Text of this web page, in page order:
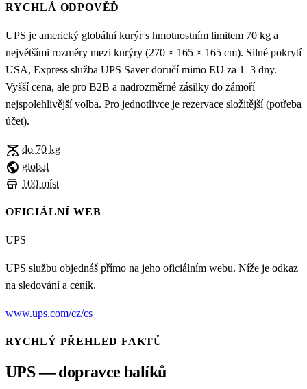
RYCHLÁ ODPOVĚĎ
UPS je americký globální kurýr s hmotnostním limitem 70 kg a
největšími rozměry mezi kurýry (270 × 165 × 165 cm). Silné pokrytí
USA, Express služba UPS Saver doručí mimo EU za 1–3 dny.
Vyšší cena, ale pro B2B a nadrozměrné zásilky do zámoří
nejspolehlivější volba. Pro jednotlivce je rezervace složitější (potřeba
účet).
scale do 70 kg
public global
store 100 míst
OFICIÁLNÍ WEB
UPS
UPS službu objednáš přímo na jeho oficiálním webu. Níže je odkaz
na sledování a ceník.
www.ups.com/cz/cs
RYCHLÝ PŘEHLED FAKTŮ
UPS — dopravce balíků